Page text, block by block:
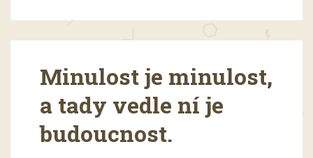
Minulost je minulost,
a tady vedle ní je
budoucnost.